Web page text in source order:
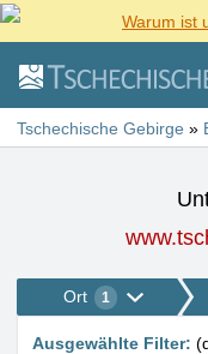
Warum ist
Tschechische Gebirge »
Ort 1
Ausgewählte Filter: (